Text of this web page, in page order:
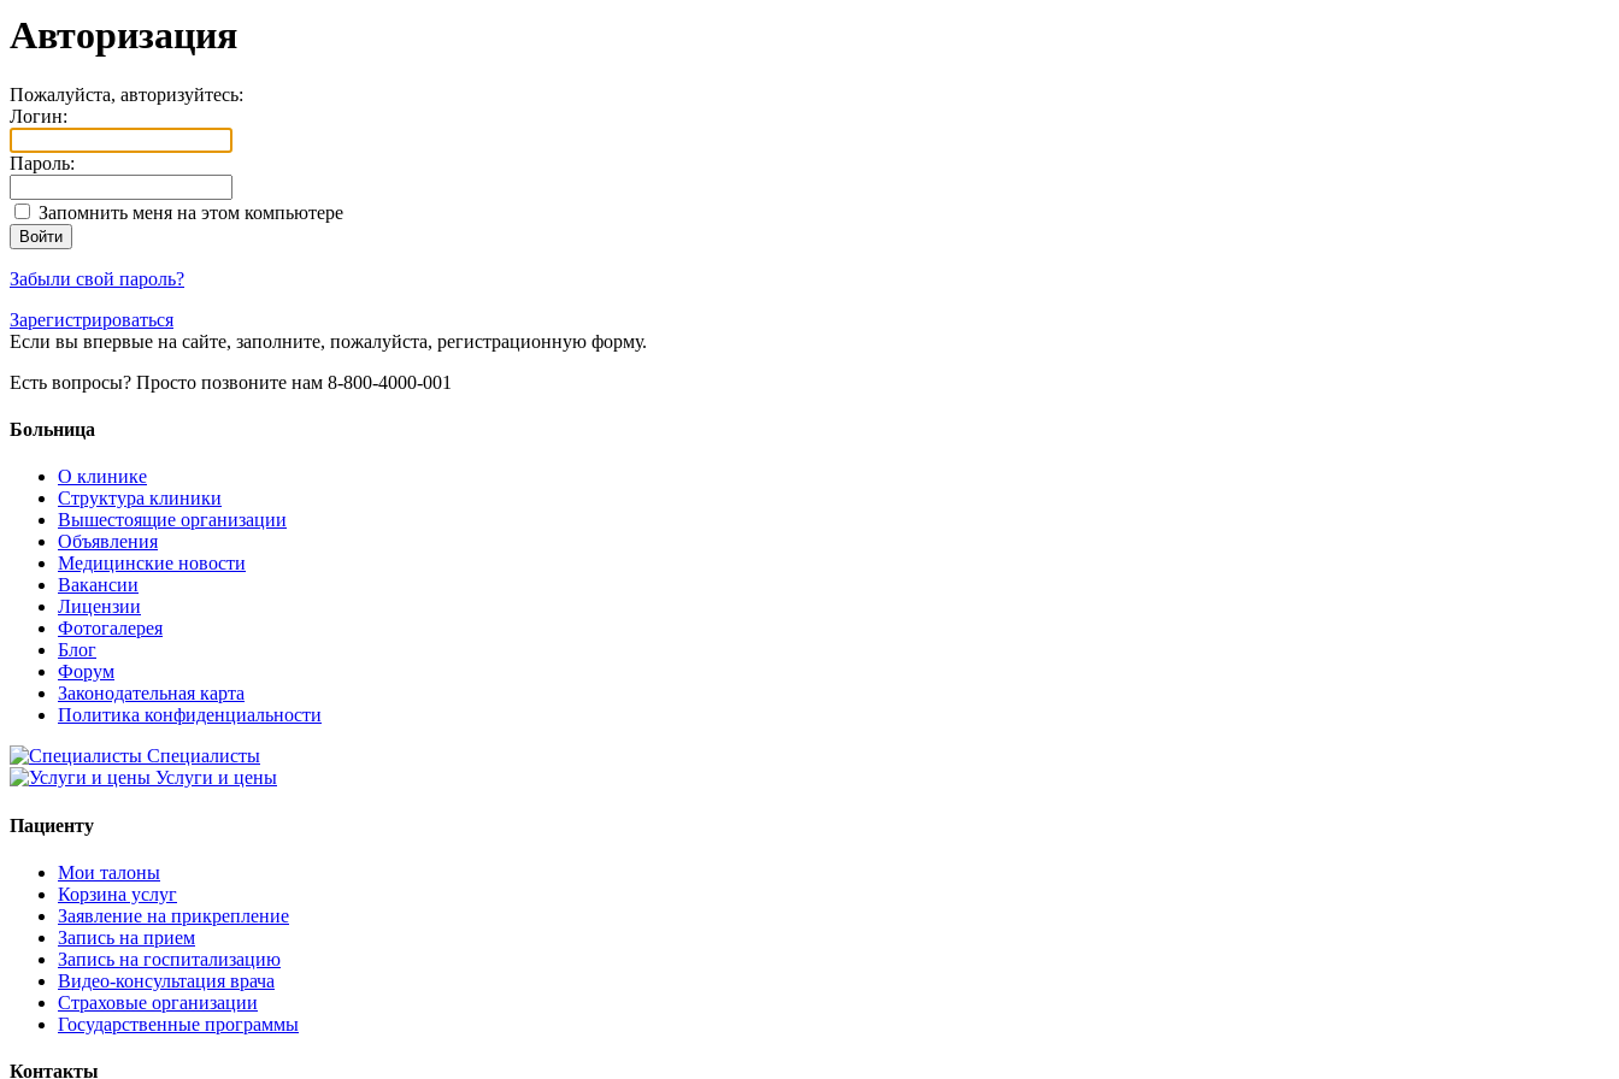
Авторизация
Пожалуйста, авторизуйтесь:
Логин:
Пароль:
Запомнить меня на этом компьютере
Забыли свой пароль?
Зарегистрироваться
Если вы впервые на сайте, заполните, пожалуйста, регистрационную форму.
Есть вопросы? Просто позвоните нам 8-800-4000-001
Больница
О клинике
Структура клиники
Вышестоящие организации
Объявления
Медицинские новости
Вакансии
Лицензии
Фотогалерея
Блог
Форум
Законодательная карта
Политика конфиденциальности
Специалисты
Услуги и цены
Пациенту
Мои талоны
Корзина услуг
Заявление на прикрепление
Запись на прием
Запись на госпитализацию
Видео-консультация врача
Страховые организации
Государственные программы
Контакты